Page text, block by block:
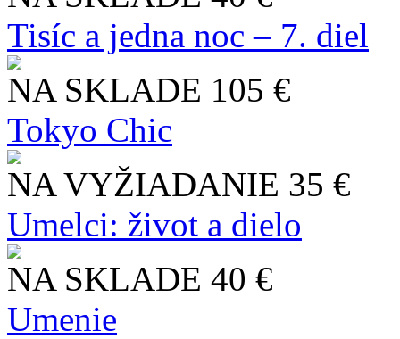
Tisíc a jedna noc – 7. diel
NA SKLADE 105 €
Tokyo Chic
NA VYŽIADANIE 35 €
Umelci: život a dielo
NA SKLADE 40 €
Umenie